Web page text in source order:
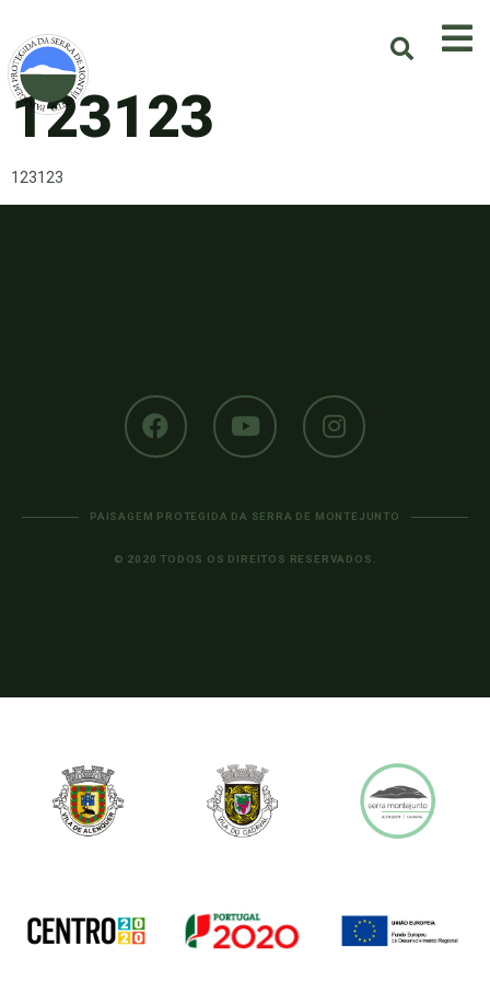
123123
123123
PAISAGEM PROTEGIDA DA SERRA DE MONTEJUNTO
© 2020 TODOS OS DIREITOS RESERVADOS.